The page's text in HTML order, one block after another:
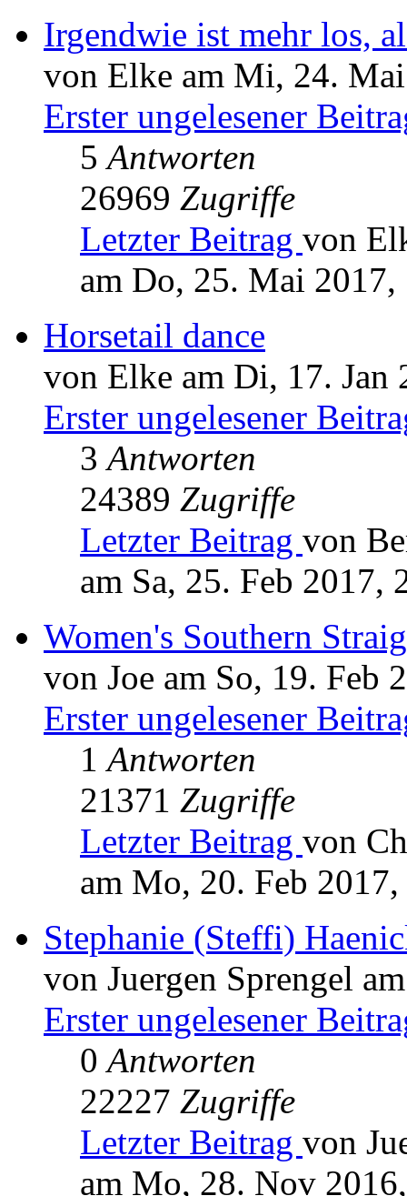
Irgendwie ist mehr los,
von Elke am Mi, 24.
Erster ungelesener
5Antworten
26969 Zugriffe
Letzter Beitrag von
am Do, 25. Mai 2017,
Horsetail dance
von Elke am Di, 17. Jan
Erster ungelesener
3Antworten
24389 Zugriffe
Letzter Beitrag von
am Sa, 25. Feb 2017,
Women's Southern
von Joe am So, 19. Feb
Erster ungelesener
1Antworten
21371 Zugriffe
Letzter Beitrag von
am Mo, 20. Feb
Stephanie (Steffi)
von Juergen Sprengel
Erster ungelesener
0Antworten
22227 Zugriffe
Letzter Beitrag von
am Mo, 28. Nov